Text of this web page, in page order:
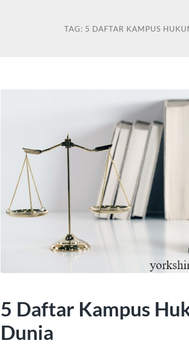
TAG: 5 DAFTAR KAMPUS
5 Daftar Kampus
Dunia